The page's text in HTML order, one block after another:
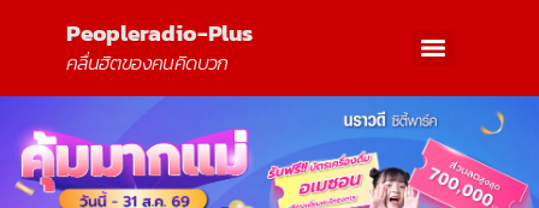
Peopleradio-Plus
คลื่นฮิตของคนคิดบวก